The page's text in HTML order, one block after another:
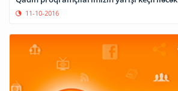
11-10-2016